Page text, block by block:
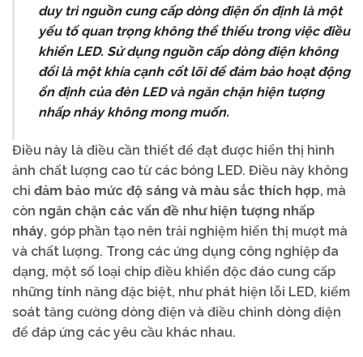
duy trì nguồn cung cấp dòng điện ổn định là một
yếu tố quan trọng không thể thiếu trong việc điều
khiển LED. Sử dụng nguồn cấp dòng điện không
đổi là một khía cạnh cốt lõi để đảm bảo hoạt động
ổn định của đèn LED và ngăn chặn hiện tượng
nhấp nháy không mong muốn.
Điều này là điều cần thiết để đạt được hiển thị hình
ảnh chất lượng cao từ các bóng LED. Điều này không
chỉ đảm bảo mức độ sáng và màu sắc thích hợp, mà
còn ngăn chặn các vấn đề như hiện tượng nhấp
nháy, góp phần tạo nên trải nghiệm hiển thị mượt mà
và chất lượng. Trong các ứng dụng công nghiệp đa
dạng, một số loại chip điều khiển độc đáo cung cấp
những tính năng đặc biệt, như phát hiện lỗi LED, kiểm
soát tăng cường dòng điện và điều chỉnh dòng điện
để đáp ứng các yêu cầu khác nhau.